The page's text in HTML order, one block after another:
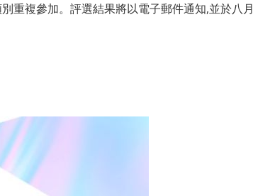
重複參加。評選結果將以電子郵件通知,並於八月